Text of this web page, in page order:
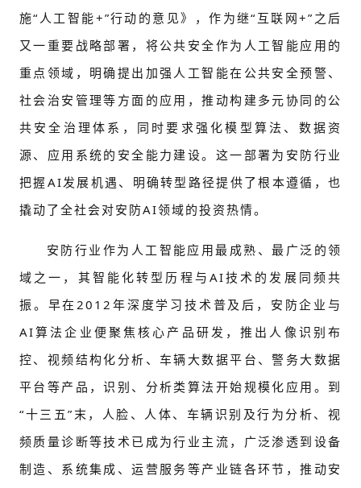
施“人工智能+”行动的意见》，作为继“互联网+”之后
又一重要战略部署，将公共安全作为人工智能应用的
重点领域，明确提出加强人工智能在公共安全预警、
社会治安管理等方面的应用，推动构建多元协同的公
共安全治理体系，同时要求强化模型算法、数据资
源、应用系统的安全能力建设。这一部署为安防行业
把握AI发展机遇、明确转型路径提供了根本遵循，也
撬动了全社会对安防AI领域的投资热情。
安防行业作为人工智能应用最成熟、最广泛的领
域之一，其智能化转型历程与AI技术的发展同频共
振。早在2012年深度学习技术普及后，安防企业与
AI算法企业便聚焦核心产品研发，推出人像识别布
控、视频结构化分析、车辆大数据平台、警务大数据
平台等产品，识别、分析类算法开始规模化应用。到
“十三五”末，人脸、人体、车辆识别及行为分析、视
频质量诊断等技术已成为行业主流，广泛渗透到设备
制造、系统集成、运营服务等产业链各环节，推动安